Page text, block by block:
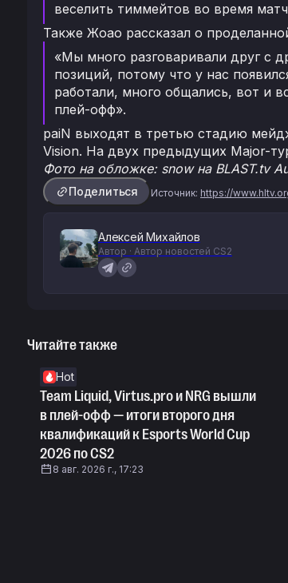
веселить тиммейтов во время
Также Жоао рассказал о
«Мы много разговаривали друг с
позиций, потому что у нас
работали, много общались, вот и
плей-офф».
paiN выходят в третью стадию
Vision. На двух предыдущих Major-
Фото на обложке: snow на BLAST.tv
Поделиться Источник: https://
Алексей Михайлов
Автор · Автор новостей CS2
Читайте также
Hot
Team Liquid, Virtus.pro и NRG вышли
в плей-офф — итоги второго дня
квалификаций к Esports World Cup
2026 по CS2
8 авг. 2026 г., 17:23